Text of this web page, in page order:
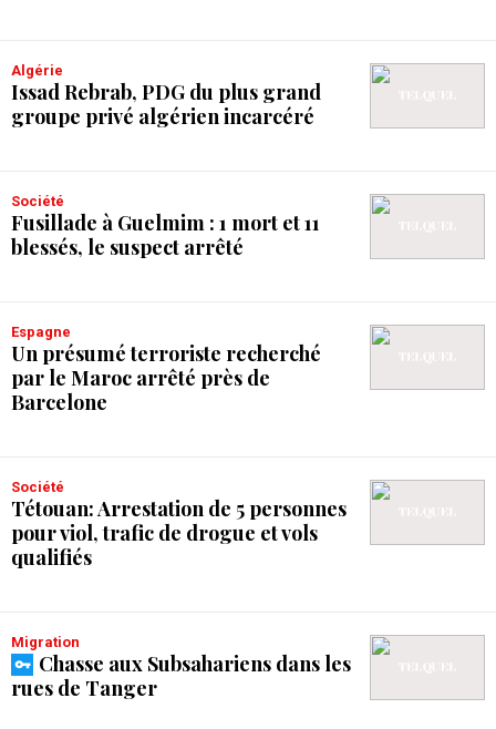
Algérie
Issad Rebrab, PDG du plus grand
groupe privé algérien incarcéré
Société
Fusillade à Guelmim : 1 mort et 11
blessés, le suspect arrêté
Espagne
Un présumé terroriste recherché
par le Maroc arrêté près de
Barcelone
Société
Tétouan: Arrestation de 5 personnes
pour viol, trafic de drogue et vols
qualifiés
Migration
Chasse aux Subsahariens dans les
rues de Tanger